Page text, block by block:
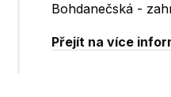
Bohdanečská -
Přejít na více